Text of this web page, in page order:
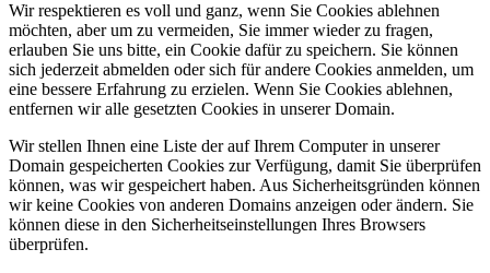
Wir respektieren es voll und ganz, wenn Sie Cookies ablehnen
möchten, aber um zu vermeiden, Sie immer wieder zu fragen,
erlauben Sie uns bitte, ein Cookie dafür zu speichern. Sie können
sich jederzeit abmelden oder sich für andere Cookies anmelden, um
eine bessere Erfahrung zu erzielen. Wenn Sie Cookies ablehnen,
entfernen wir alle gesetzten Cookies in unserer Domain.
Wir stellen Ihnen eine Liste der auf Ihrem Computer in unserer
Domain gespeicherten Cookies zur Verfügung, damit Sie überprüfen
können, was wir gespeichert haben. Aus Sicherheitsgründen können
wir keine Cookies von anderen Domains anzeigen oder ändern. Sie
können diese in den Sicherheitseinstellungen Ihres Browsers
überprüfen.